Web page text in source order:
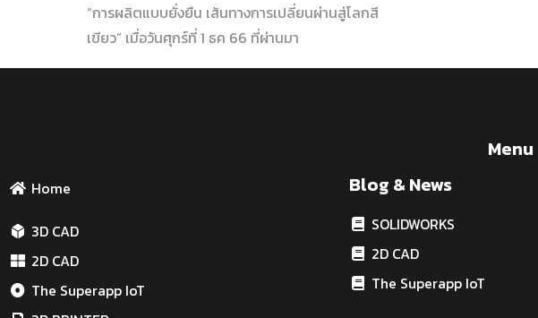
“การผลิตแบบยั่งยืน เส้นทางการเปลี่ยนผ่านสู่โลกสี
เขียว” เมื่อวันศุกร์ที่ 1 ธค 66 ที่ผ่านมา
Menu
Home
3D CAD
2D CAD
The Superapp IoT
Blog & News
SOLIDWORKS
2D CAD
The Superapp IoT